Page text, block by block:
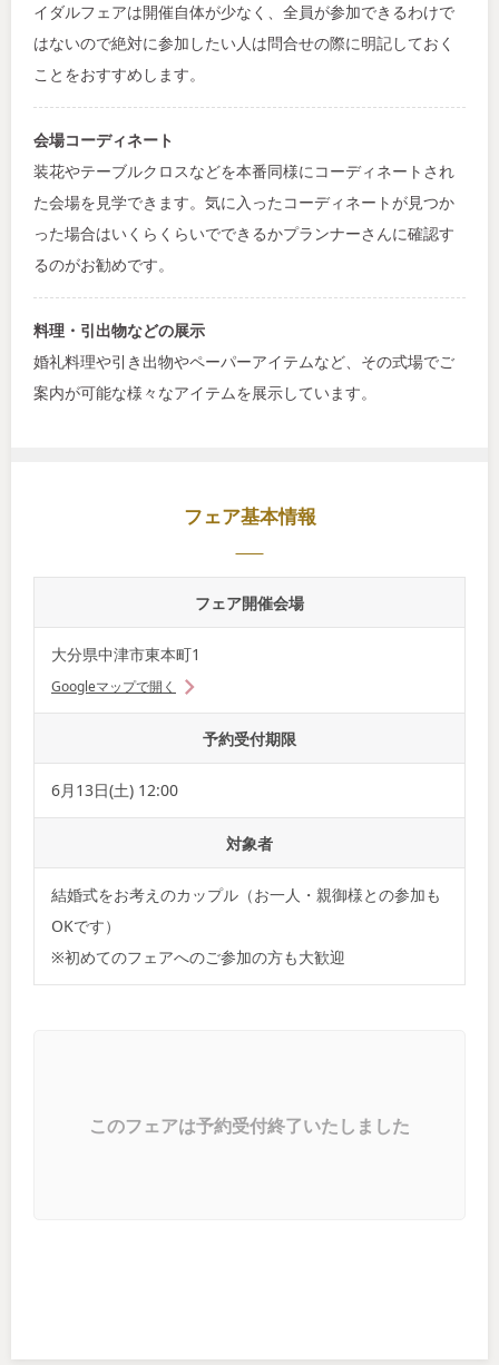
イダルフェアは開催自体が少なく、全員が参加できるわけで
はないので絶対に参加したい人は問合せの際に明記しておく
ことをおすすめします。
会場コーディネート
装花やテーブルクロスなどを本番同様にコーディネートされ
た会場を見学できます。気に入ったコーディネートが見つか
った場合はいくらくらいでできるかプランナーさんに確認す
るのがお勧めです。
料理・引出物などの展示
婚礼料理や引き出物やペーパーアイテムなど、その式場でご
案内が可能な様々なアイテムを展示しています。
フェア基本情報
フェア開催会場
大分県中津市東本町1
Googleマップで開く
予約受付期限
6月13日(土) 12:00
対象者
結婚式をお考えのカップル（お一人・親御様との参加も
OKです）
※初めてのフェアへのご参加の方も大歓迎
このフェアは予約受付終了いたしました